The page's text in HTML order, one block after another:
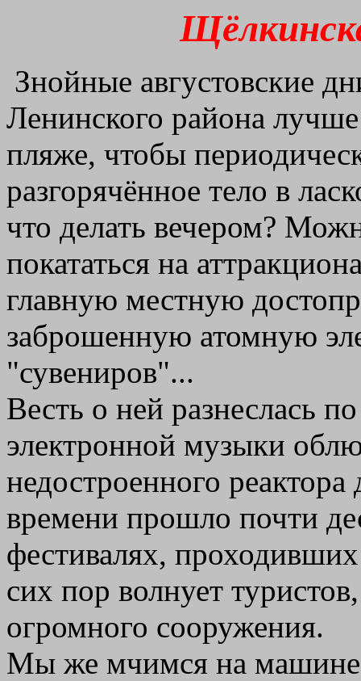
Знойные августовские
Ленинского района
пляже, чтобы
разгорячённое тело в
что делать вечером?
покататься на
главную местную
заброшенную атомную
"сувениров"...
Весть о ней разнеслась
электронной музыки
недостроенного
времени прошло почти
фестивалях,
сих пор волнует
огромного сооружения.
Мы же мчимся на машине